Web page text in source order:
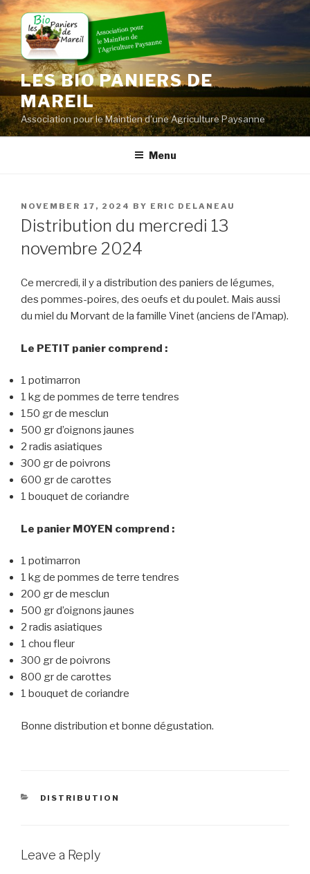
Skip
to
content
LES BIO PANIERS DE
MAREIL
Association pour le Maintien d'une Agriculture Paysanne
Menu
POSTED
ON
NOVEMBER 17, 2024 BY ERIC DELANEAU
Distribution du mercredi 13
novembre 2024
Ce mercredi, il y a distribution des paniers de légumes,
des pommes-poires, des oeufs et du poulet. Mais aussi
du miel du Morvant de la famille Vinet (anciens de l’Amap).
Le PETIT panier comprend :
1 potimarron
1 kg de pommes de terre tendres
150 gr de mesclun
500 gr d’oignons jaunes
2 radis asiatiques
300 gr de poivrons
600 gr de carottes
1 bouquet de coriandre
Le panier MOYEN comprend :
1 potimarron
1 kg de pommes de terre tendres
200 gr de mesclun
500 gr d’oignons jaunes
2 radis asiatiques
1 chou fleur
300 gr de poivrons
800 gr de carottes
1 bouquet de coriandre
Bonne distribution et bonne dégustation.
CATEGORIES
DISTRIBUTION
Leave a Reply